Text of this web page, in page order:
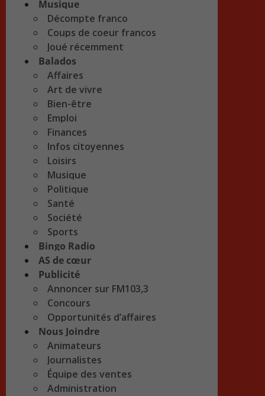
Musique
Décompte franco
Coups de coeur francos
Joué récemment
Balados
Affaires
Art de vivre
Bien-être
Emploi
Finances
Infos citoyennes
Loisirs
Musique
Politique
Santé
Société
Sports
Bingo Radio
AS de cœur
Publicité
Annoncer sur FM103,3
Concours
Opportunités d’affaires
Nous Joindre
Animateurs
Journalistes
Équipe des ventes
Administration